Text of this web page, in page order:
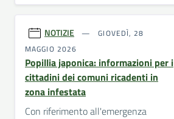
NOTIZIE
GIOVEDÌ, 28
MAGGIO 2026
Popillia japonica: informazioni per i
cittadini dei comuni ricadenti in
zona infestata
Con riferimento all'emergenza